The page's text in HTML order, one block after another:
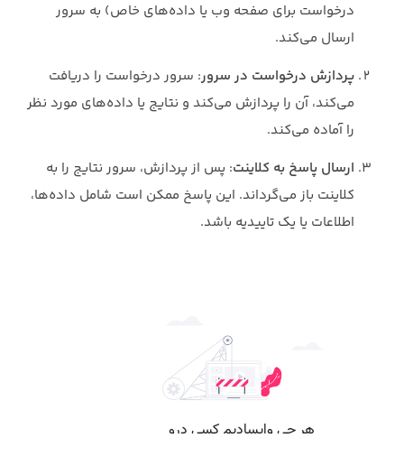
درخواست برای صفحه وب یا داده‌های خاص) به سرور
ارسال می‌کند.
پردازش درخواست در سرور: سرور درخواست را دریافت
می‌کند، آن را پردازش می‌کند و نتایج یا داده‌های مورد نظر
را آماده می‌کند.
ارسال پاسخ به کلاینت: پس از پردازش، سرور نتایج را به
کلاینت باز می‌گرداند. این پاسخ ممکن است شامل داده‌ها،
اطلاعات یا یک تاییدیه باشد.